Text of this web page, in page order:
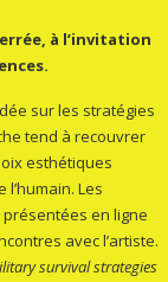
à l’invitation
sur les stratégies
tend à recouvrer
esthétiques
Les
en ligne
avec l’artiste.
survival strategies